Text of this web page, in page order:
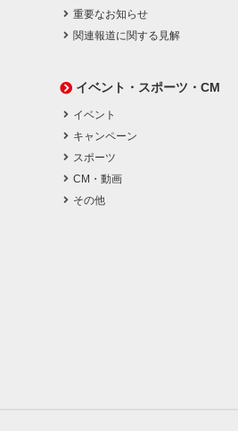
重要なお知らせ
関連報道に関する見解
イベント・スポーツ・CM
イベント
キャンペーン
スポーツ
CM・動画
その他